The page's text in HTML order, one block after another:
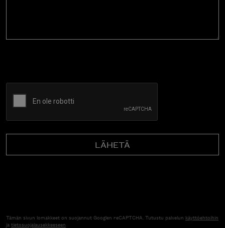
Tämän sivun lomakkeet on suojannut Googlen reCAPTCHA. Tutustu palvelun käyttöehtoihin
jatietosuojalausekkeeseen